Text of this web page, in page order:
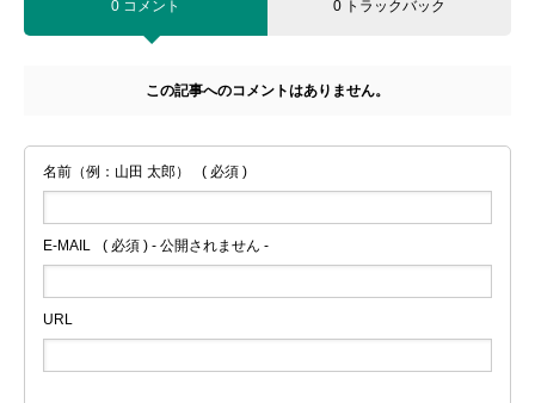
0 コメント 0 トラックバック
この記事へのコメントはありません。
名前（例：山田 太郎） ( 必須 )
E-MAIL ( 必須 ) - 公開されません -
URL